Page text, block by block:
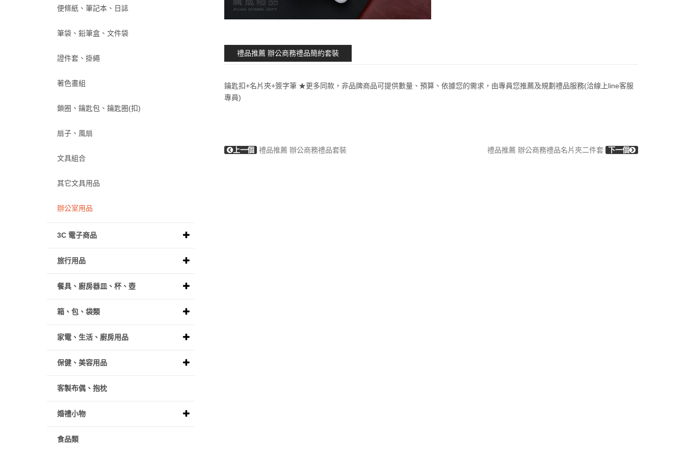
禮品推薦 辦公商務禮品簡約套裝
鑰匙扣+名片夾+簽字筆 ★更多同款，非品牌商品可提供數量、預算、依據您的需求，由專員您推薦及規劃禮品服務(洽線上line客服
專員)
上一個 禮品推薦 辦公商務禮品套裝 禮品推薦 辦公商務禮品名片夾二件套 下一個
便條紙、筆記本、日誌
筆袋、鉛筆盒、文件袋
證件套、掛繩
著色畫組
鎖圈、鑰匙包、鑰匙圈(扣)
扇子、風扇
文具組合
其它文具用品
辦公室用品
3C 電子商品
旅行用品
餐具、廚房器皿、杯、壺
箱、包、袋類
家電、生活、廚房用品
保健、美容用品
客製布偶、抱枕
婚禮小物
食品類